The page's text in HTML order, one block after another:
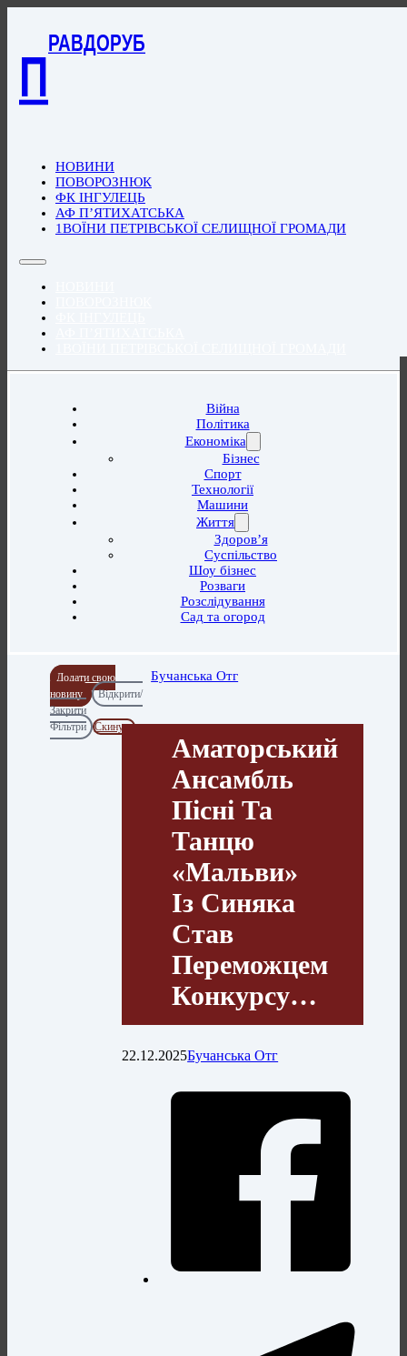
П
РАВДОРУБ
НОВИНИ
ПОВОРОЗНЮК
ФК ІНГУЛЕЦЬ
АФ П’ЯТИХАТСЬКА
1ВОЇНИ ПЕТРІВСЬКОЇ СЕЛИЩНОЇ ГРОМАДИ
Війна
Політика
Економіка
Бізнес
Спорт
Технології
Машини
Життя
Здоров’я
Суспільство
Шоу бізнес
Розваги
Розслідування
Сад та огород
Додати свою
новину
Відкрити/
Закрити
Фільтри
Скинути
Бучанська Отг
Аматорський
Ансамбль
Пісні Та
Танцю
«Мальви»
Із Синяка
Став
Переможцем
Конкурсу…
22.12.2025Бучанська Отг